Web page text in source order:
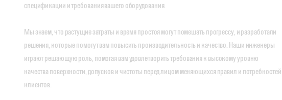
спецификации и требования вашего оборудования.
Мы знаем, что растущие затраты и время простоя могут помешать прогрессу, и разработали
решения, которые помогут вам повысить производительность и качество. Наши инженеры
играют решающую роль, помогая вам удовлетворить требования к высокому уровню
качества поверхности, допусков и чистоты перед лицом меняющихся правил и потребностей
клиентов.